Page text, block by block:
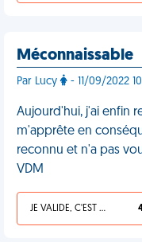
Méconnaissable
Par Lucy - 11/09/2022
Aujourd'hui, j'ai enfin
m'apprête en
reconnu et n'a pas
VDM
JE VALIDE, C'EST UNE VDM